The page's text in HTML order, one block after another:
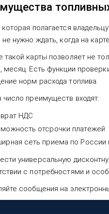
которая полагается
не нужно ждать, когда на
такой карты позволяет не
месяц. Есть функции
норм расхода топлива.
число преимуществ входят:
НДС
отсрочки платежей
сеть приема по России
универсальную
с потребностями и
сообщения на